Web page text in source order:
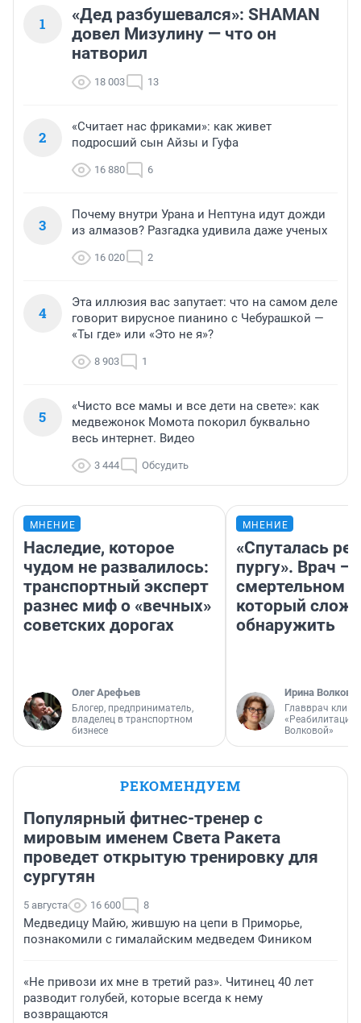
1
«Дед разбушевался»: SHAMAN
довел Мизулину — что он
натворил
18 003 13
2
«Считает нас фриками»: как живет
подросший сын Айзы и Гуфа
16 880 6
3
Почему внутри Урана и Нептуна идут дожди
из алмазов? Разгадка удивила даже ученых
16 020 2
4
Эта иллюзия вас запутает: что на самом деле
говорит вирусное пианино с Чебурашкой —
«Ты где» или «Это не я»?
8 903 1
5
«Чисто все мамы и все дети на свете»: как
медвежонок Момота покорил буквально
весь интернет. Видео
3 444 Обсудить
МНЕНИЕ
Наследие, которое
чудом не развалилось:
транспортный эксперт
разнес миф о «вечных»
советских дорогах
Олег Арефьев
Блогер, предприниматель,
владелец в транспортном
бизнесе
МНЕНИЕ
«Спуталась
пургу». Врач —
смертельном
который
обнаружить
Ирина Волкова
Главврач
«Реабилитация
Волковой»
РЕКОМЕНДУЕМ
Популярный фитнес-тренер с
мировым именем Света Ракета
проведет открытую тренировку для
сургутян
5 августа 16 600 8
Медведицу Майю, жившую на цепи в Приморье,
познакомили с гималайским медведем Фиником
«Не привози их мне в третий раз». Читинец 40 лет
разводит голубей, которые всегда к нему
возвращаются